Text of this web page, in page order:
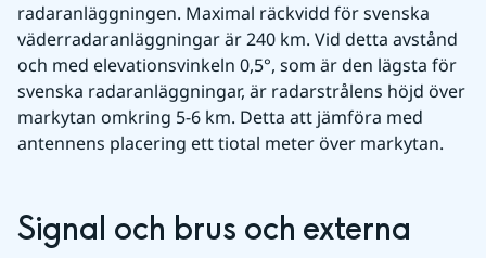
radaranläggningen. Maximal räckvidd för svenska
väderradaranläggningar är 240 km. Vid detta avstånd
och med elevationsvinkeln 0,5°, som är den lägsta för
svenska radaranläggningar, är radarstrålens höjd över
markytan omkring 5-6 km. Detta att jämföra med
antennens placering ett tiotal meter över markytan.
Signal och brus och externa